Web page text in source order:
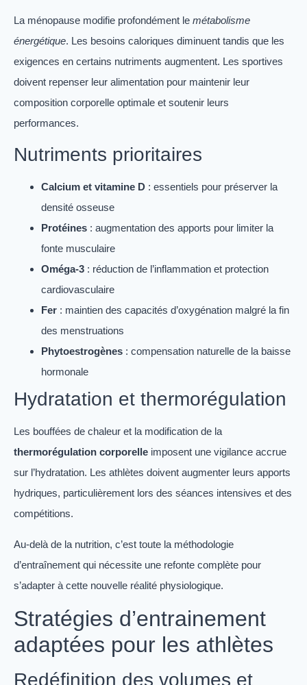
La ménopause modifie profondément le métabolisme
énergétique. Les besoins caloriques diminuent tandis que les
exigences en certains nutriments augmentent. Les sportives
doivent repenser leur alimentation pour maintenir leur
composition corporelle optimale et soutenir leurs
performances.
Nutriments prioritaires
Calcium et vitamine D : essentiels pour préserver la
densité osseuse
Protéines : augmentation des apports pour limiter la
fonte musculaire
Oméga-3 : réduction de l’inflammation et protection
cardiovasculaire
Fer : maintien des capacités d’oxygénation malgré la fin
des menstruations
Phytoestrogènes : compensation naturelle de la baisse
hormonale
Hydratation et thermorégulation
Les bouffées de chaleur et la modification de la
thermorégulation corporelle imposent une vigilance accrue
sur l’hydratation. Les athlètes doivent augmenter leurs apports
hydriques, particulièrement lors des séances intensives et des
compétitions.
Au-delà de la nutrition, c’est toute la méthodologie
d’entraînement qui nécessite une refonte complète pour
s’adapter à cette nouvelle réalité physiologique.
Stratégies d’entrainement
adaptées pour les athlètes
Redéfinition des volumes et